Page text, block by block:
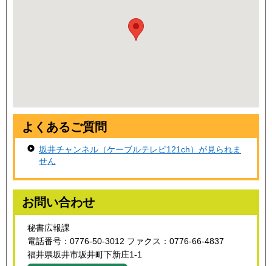
よくあるご質問
坂井チャンネル（ケーブルテレビ121ch）が見られま
せん
お問い合わせ
秘書広報課
電話番号：0776-50-3012 ファクス：0776-66-4837
福井県坂井市坂井町下新庄1-1